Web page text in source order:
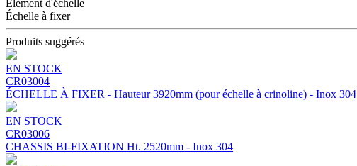
Élément d'échelle
Échelle à fixer
Produits suggérés
EN STOCK
CR03004
ÉCHELLE À FIXER - Hauteur 3920mm (pour échelle à crinoline) - Inox 304
EN STOCK
CR03006
CHASSIS BI-FIXATION Ht. 2520mm - Inox 304